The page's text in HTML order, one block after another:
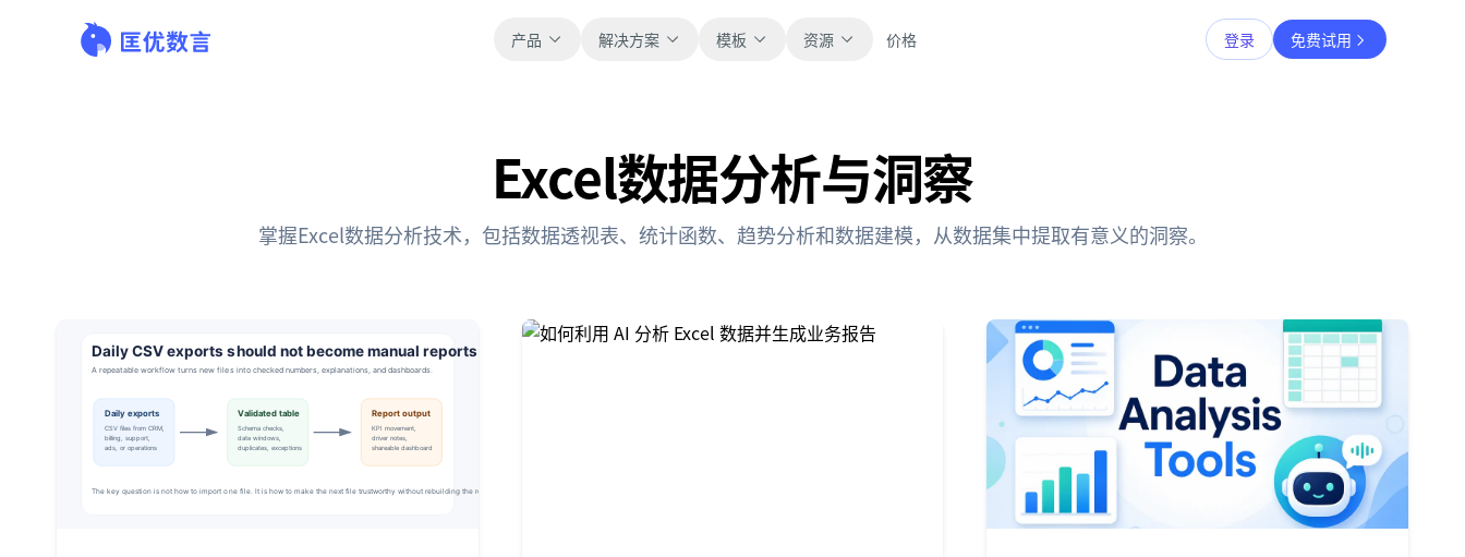
产品 解决方案 模板
全部
浏览全部可直接使用的表格模板。
财务
运营
资源
博客
获取产品更新、案例和工作流灵感。
新手指南
帮助文档
价格 登录 免费试用
Excel数据分析与洞察
掌握Excel数据分析技术，包括数据透视表、统计函数、趋势分析和数据建模，从数据集中提取有意义的洞察。